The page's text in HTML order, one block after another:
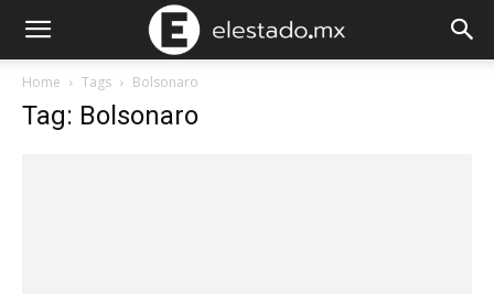
Home Tags Bolsonaro
Tag: Bolsonaro